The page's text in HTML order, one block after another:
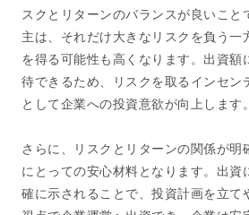
スクとリターンのバランスが良いこと
主は、それだけ大きなリスクを負う一
を得る可能性も高くなります。出資額
待できるため、リスクを取るインセン
として企業への投資意欲が向上します。
さらに、リスクとリターンの関係が明
にとっての安心材料となります。出資
確に示されることで、投資計画を立て